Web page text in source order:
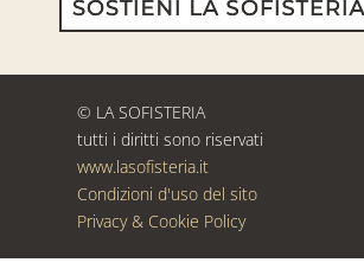
© LA SOFISTERIA
tutti i diritti sono riservati
www.lasofisteria.it
Condizioni d'uso del sito
Privacy & Cookie Policy